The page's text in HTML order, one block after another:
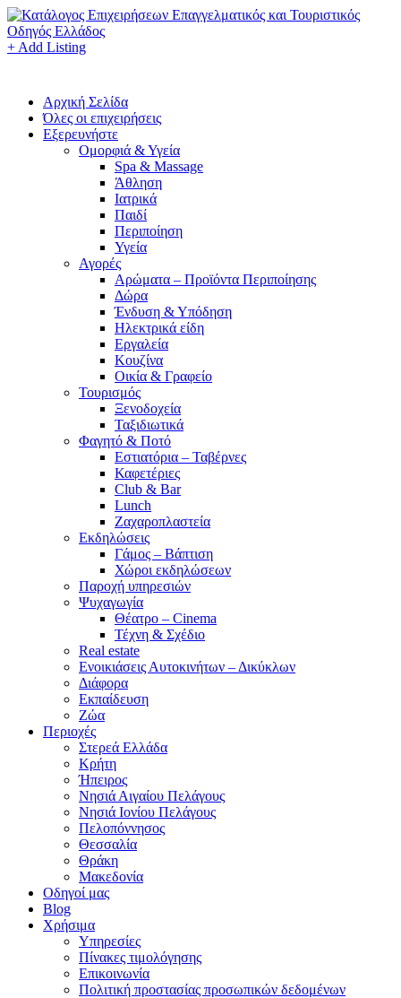
+ Add Listing
Αρχική Σελίδα
Όλες οι επιχειρήσεις
Εξερευνήστε
Ομορφιά & Υγεία
Spa & Massage
Άθληση
Ιατρικά
Παιδί
Περιποίηση
Υγεία
Αγορές
Αρώματα – Προϊόντα Περιποίησης
Δώρα
Ένδυση & Υπόδηση
Ηλεκτρικά είδη
Εργαλεία
Κουζίνα
Οικία & Γραφείο
Τουρισμός
Ξενοδοχεία
Ταξιδιωτικά
Φαγητό & Ποτό
Εστιατόρια – Ταβέρνες
Καφετέριες
Club & Bar
Lunch
Ζαχαροπλαστεία
Εκδηλώσεις
Γάμος – Βάπτιση
Χώροι εκδηλώσεων
Παροχή υπηρεσιών
Ψυχαγωγία
Θέατρο – Cinema
Τέχνη & Σχέδιο
Real estate
Ενοικιάσεις Αυτοκινήτων – Δικύκλων
Διάφορα
Εκπαίδευση
Ζώα
Περιοχές
Στερεά Ελλάδα
Κρήτη
Ήπειρος
Νησιά Αιγαίου Πελάγους
Νησιά Ιονίου Πελάγους
Πελοπόννησος
Θεσσαλία
Θράκη
Μακεδονία
Οδηγοί μας
Blog
Χρήσιμα
Υπηρεσίες
Πίνακες τιμολόγησης
Επικοινωνία
Πολιτική προστασίας προσωπικών δεδομένων